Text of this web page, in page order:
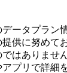
ータプラン
供に努めて
はありませ
プリで詳細